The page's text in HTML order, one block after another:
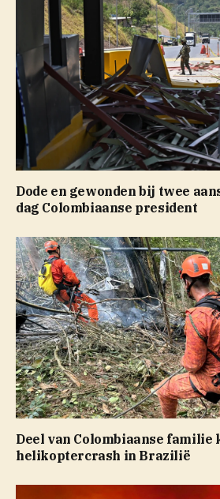
Dode en gewonden bij twee
dag Colombiaanse president
Deel van Colombiaanse familie
helikoptercrash in Brazilië